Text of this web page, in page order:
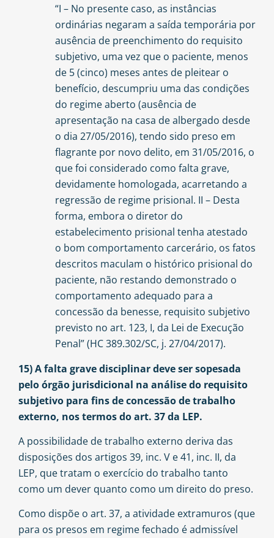
“I – No presente caso, as instâncias
ordinárias negaram a saída temporária por
ausência de preenchimento do requisito
subjetivo, uma vez que o paciente, menos
de 5 (cinco) meses antes de pleitear o
benefício, descumpriu uma das condições
do regime aberto (ausência de
apresentação na casa de albergado desde
o dia 27/05/2016), tendo sido preso em
flagrante por novo delito, em 31/05/2016, o
que foi considerado como falta grave,
devidamente homologada, acarretando a
regressão de regime prisional. II – Desta
forma, embora o diretor do
estabelecimento prisional tenha atestado
o bom comportamento carcerário, os fatos
descritos maculam o histórico prisional do
paciente, não restando demonstrado o
comportamento adequado para a
concessão da benesse, requisito subjetivo
previsto no art. 123, I, da Lei de Execução
Penal” (HC 389.302/SC, j. 27/04/2017).
15) A falta grave disciplinar deve ser sopesada
pelo órgão jurisdicional na análise do requisito
subjetivo para fins de concessão de trabalho
externo, nos termos do art. 37 da LEP.
A possibilidade de trabalho externo deriva das
disposições dos artigos 39, inc. V e 41, inc. II, da
LEP, que tratam o exercício do trabalho tanto
como um dever quanto como um direito do preso.
Como dispõe o art. 37, a atividade extramuros (que
para os presos em regime fechado é admissível